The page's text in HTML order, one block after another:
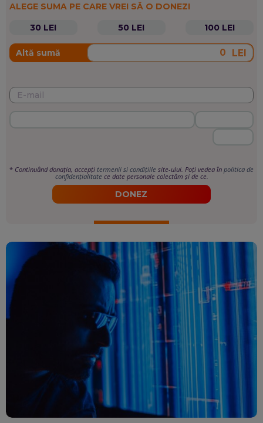
ALEGE SUMA PE CARE VREI SĂ O DONEZI
30 LEI
50 LEI 100 LEI
Altă sumă LEI
* Continuând donația, accepți termenii si condițiile site-ului. Poți vedea în politica de
confidențialitate ce date personale colectăm și de ce.
DONEZ